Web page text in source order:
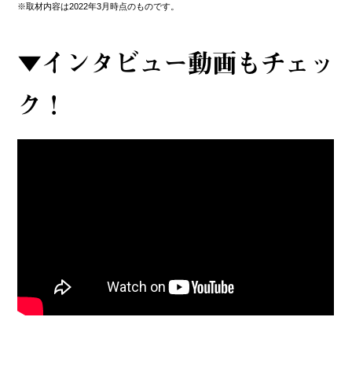
※取材内容は2022年3月時点のものです。
▼インタビュー動画もチェッ
ク！